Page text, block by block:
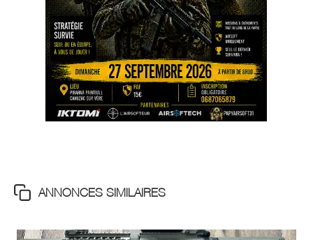
ANNONCES SIMILAIRES